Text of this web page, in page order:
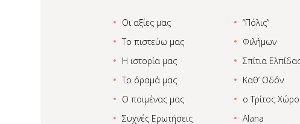
Οι αξίες μας
Το πιστεύω μας
Η ιστορία μας
Το όραμά μας
Ο ποιμένας μας
Συχνές Ερωτήσεις
“Πόλις”
Φιλήμων
Σπίτια
Καθ’ Οδόν
ο Τρίτος
Alana